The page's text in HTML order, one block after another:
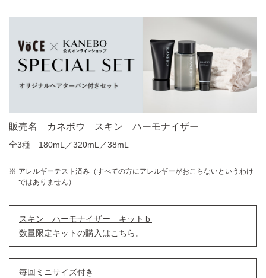
販売名 カネボウ スキン ハーモナイザー
全3種 180mL／320mL／38mL
アレルギーテスト済み（すべての方にアレルギーがおこらないというわけ
ではありません）
スキン ハーモナイザー キットｂ
数量限定キットの購入はこちら。
毎回ミニサイズ付き